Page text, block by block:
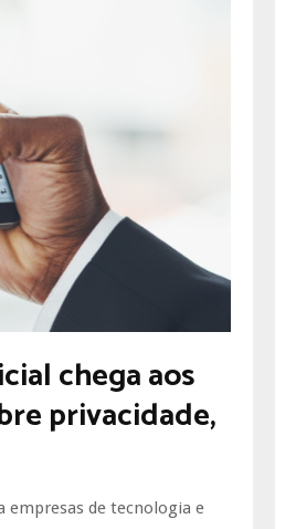
chega aos
privacidade,
de tecnologia e